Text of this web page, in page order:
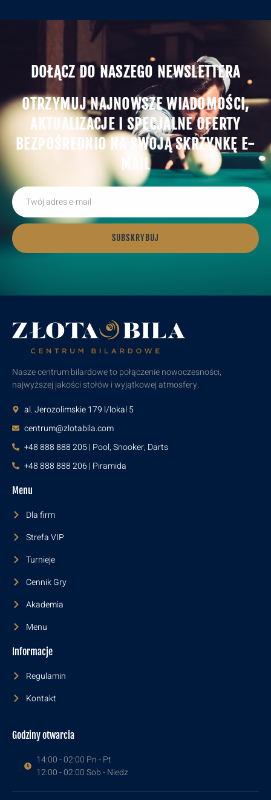
DOŁĄCZ DO NASZEGO NEWSLETTERA
OTRZYMUJ NAJNOWSZE WIADOMOŚCI,
AKTUALIZACJE I SPECJALNE OFERTY
BEZPOŚREDNIO NA SWOJĄ SKRZYNKĘ E-
MAIL
SUBSKRYBUJ
Nasze centrum bilardowe to połączenie nowoczesności,
najwyższej jakości stołów i wyjątkowej atmosfery.
al. Jerozolimskie 179 l/lokal 5
centrum@zlotabila.com
+48 888 888 205 | Pool, Snooker, Darts
+48 888 888 206 | Piramida
Menu
Dla firm
Strefa VIP
Turnieje
Cennik Gry
Akademia
Menu
Informacje
Regulamin
Kontakt
Godziny otwarcia
14:00 - 02:00 Pn - Pt
12:00 - 02:00 Sob - Niedz